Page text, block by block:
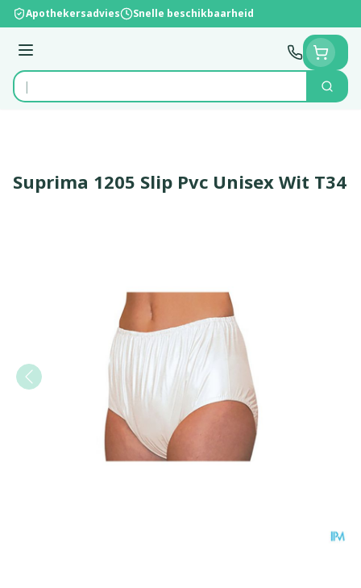
Ga naar de inhoud
Apothekersadvies Snelle beschikbaarheid
Menu
Product, merk, categorie...
Zoek
Suprima 1205 Slip Pvc Unisex Wit T34